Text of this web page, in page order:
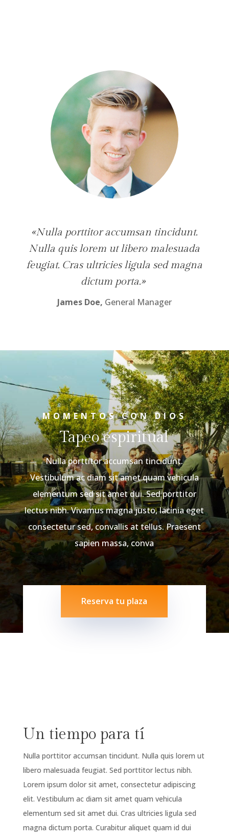
«Nulla porttitor accumsan tincidunt.
Nulla quis lorem ut libero malesuada
feugiat. Cras ultricies ligula sed magna
dictum porta.»
James Doe, General Manager
MOMENTOS CON DIOS
Tapeo espiritual
Nulla porttitor accumsan tincidunt.
Vestibulum ac diam sit amet quam vehicula
elementum sed sit amet dui. Sed porttitor
lectus nibh. Vivamus magna justo, lacinia eget
consectetur sed, convallis at tellus. Praesent
sapien massa, conva
Reserva tu plaza
Un tiempo para tí
Nulla porttitor accumsan tincidunt. Nulla quis lorem ut
libero malesuada feugiat. Sed porttitor lectus nibh.
Lorem ipsum dolor sit amet, consectetur adipiscing
elit. Vestibulum ac diam sit amet quam vehicula
elementum sed sit amet dui. Cras ultricies ligula sed
magna dictum porta. Curabitur aliquet quam id dui